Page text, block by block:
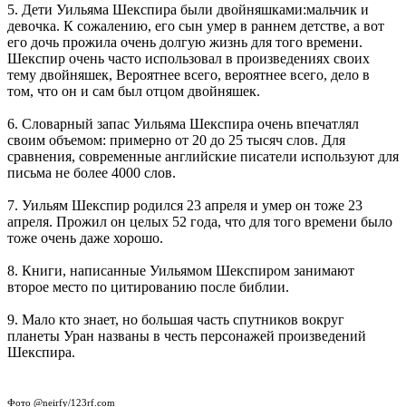
5. Дети Уильяма Шекспира были двойняшками:мальчик и
девочка. К сожалению, его сын умер в раннем детстве, а вот
его дочь прожила очень долгую жизнь для того времени.
Шекспир очень часто использовал в произведениях своих
тему двойняшек, Вероятнее всего, вероятнее всего, дело в
том, что он и сам был отцом двойняшек.
6. Словарный запас Уильяма Шекспира очень впечатлял
своим объемом: примерно от 20 до 25 тысяч слов. Для
сравнения, современные английские писатели используют для
письма не более 4000 слов.
7. Уильям Шекспир родился 23 апреля и умер он тоже 23
апреля. Прожил он целых 52 года, что для того времени было
тоже очень даже хорошо.
8. Книги, написанные Уильямом Шекспиром занимают
второе место по цитированию после библии.
9. Мало кто знает, но большая часть спутников вокруг
планеты Уран названы в честь персонажей произведений
Шекспира.
Фото @neirfy/123rf.com